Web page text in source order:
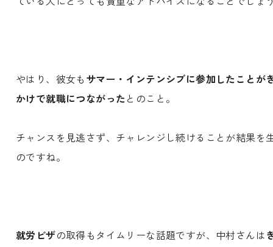
やはり、彼女も サマー・インテンシブに参加したことが
かけで就職につながったとのこと。
チャンスを見逃さず、チャレンジし続けることが結果を
のですね。
就労ビザの取得もタイムリーな話題ですが、中村さんは